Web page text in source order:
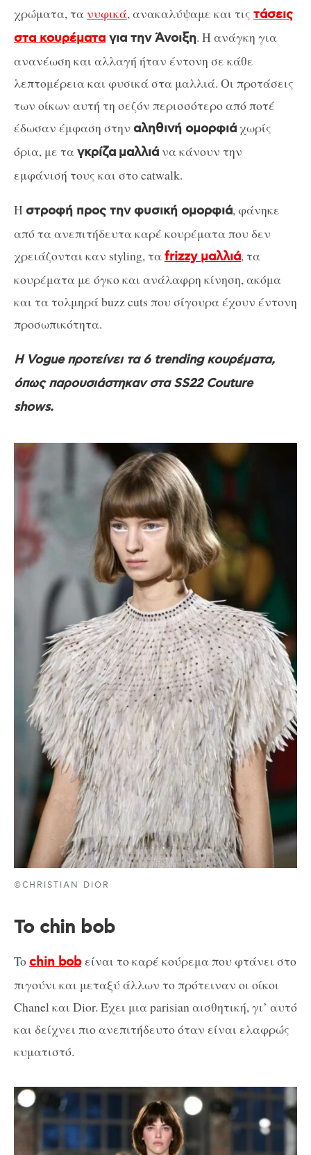
χρώματα, τανυφικά, ανακαλύψαμε και τις τάσεις
στα κουρέματα για την Άνοιξη. Η ανάγκη για
ανανέωση και αλλαγή ήταν έντονη σε κάθε
λεπτομέρεια και φυσικά στα μαλλιά. Οι προτάσεις
των οίκων αυτή τη σεζόν περισσότερο από ποτέ
έδωσαν έμφαση στην αληθινή ομορφιάχωρίς
όρια, με ταγκρίζα μαλλιάνα κάνουν την
εμφάνισή τους και στο catwalk.
Η στροφή προς την φυσική ομορφιά, φάνηκε
από τα ανεπιτήδευτα καρέ κουρέματα που δεν
χρειάζονται καν styling, ταfrizzy μαλλιά, τα
κουρέματα με όγκο και ανάλαφρη κίνηση, ακόμα
και τα τολμηρά buzz cuts που σίγουρα έχουν έντονη
προσωπικότητα.
Η Vogue προτείνει τα 6 trending κουρέματα,
όπως παρουσιάστηκαν στα SS22 Couture
shows.
©CHRISTIAN DIOR
To chin bob
Tochin bob είναι το καρέ κούρεμα που φτάνει στο
πιγούνι και μεταξύ άλλων το πρότειναν οι οίκοι
Chanel και Dior. Έχει μια parisian αισθητική, γι’ αυτό
και δείχνει πιο ανεπιτήδευτο όταν είναι ελαφρώς
κυματιστό.